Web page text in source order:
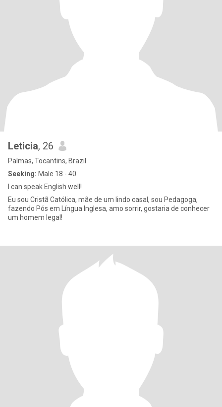
Leticia, 26
Palmas, Tocantins, Brazil
Seeking: Male 18 - 40
I can speak English well!
Eu sou Cristã Católica, mãe de um lindo casal, sou Pedagoga,
fazendo Pós em Língua Inglesa, amo sorrir, gostaria de conhecer
um homem legal!